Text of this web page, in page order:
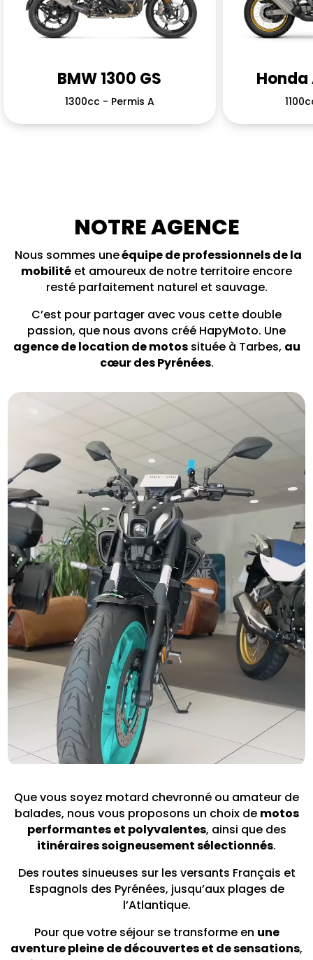
BMW 1300 GS
1300cc - Permis A
NOTRE AGENCE
Nous sommes uneéquipe de professionnels de la
mobilité et amoureux de notre territoire encore
resté parfaitement naturel et sauvage.
C’est pour partager avec vous cette double
passion, que nous avons créé HapyMoto. Une
agence de location de motossituée à Tarbes, au
cœur des Pyrénées.
Que vous soyez motard chevronné ou amateur de
balades, nous vous proposons un choix de motos
performantes et polyvalentes, ainsi que des
itinéraires soigneusement sélectionnés.
Des routes sinueuses sur les versants Français et
Espagnols des Pyrénées, jusqu’aux plages de
l’Atlantique.
Pour que votre séjour se transforme en une
aventure pleine de découvertes et de sensations,